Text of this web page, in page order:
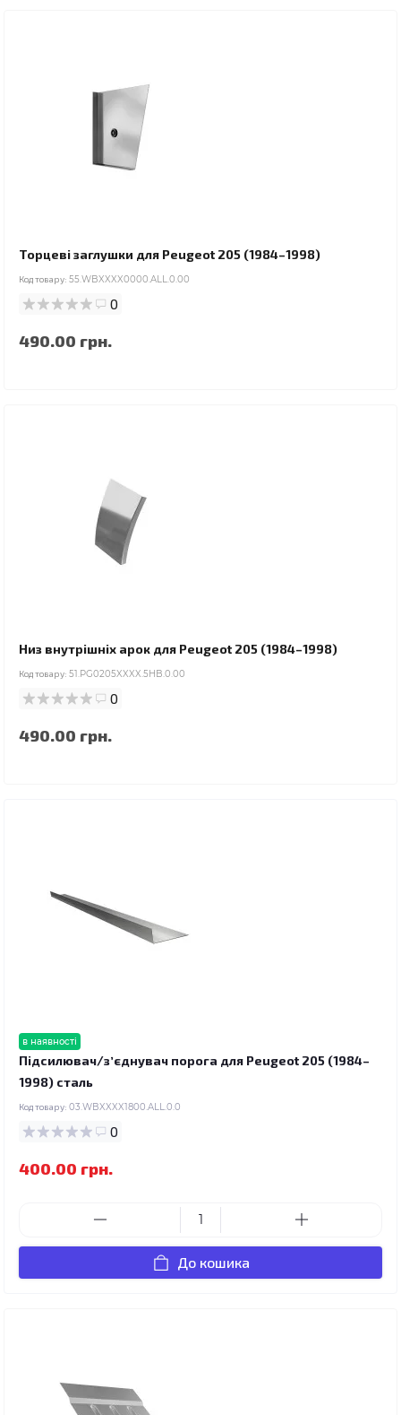
Торцеві заглушки для Peugeot 205 (1984–1998)
Код товару: 55.WBXXXX0000.ALL.0.00
0
490.00 грн.
Низ внутрішніх арок для Peugeot 205 (1984–1998)
Код товару: 51.PG0205XXXX.5HB.0.00
0
490.00 грн.
в наявності
Підсилювач/зʼєднувач порога для Peugeot 205 (1984–
1998) сталь
Код товару: 03.WBXXXX1800.ALL.0.0
0
400.00 грн.
До кошика